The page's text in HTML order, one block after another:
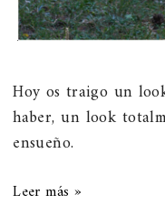
Hoy os traigo un
haber, un look
ensueño.
Leer más »